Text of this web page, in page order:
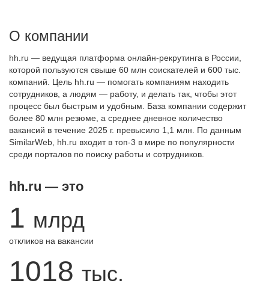
О компании
hh.ru — ведущая платформа онлайн-рекрутинга в России,
которой пользуются свыше 60 млн соискателей и 600 тыс.
компаний. Цель hh.ru — помогать компаниям находить
сотрудников, а людям — работу, и делать так, чтобы этот
процесс был быстрым и удобным. База компании содержит
более 80 млн резюме, а среднее дневное количество
вакансий в течение 2025 г. превысило 1,1 млн. По данным
SimilarWeb, hh.ru входит в топ-3 в мире по популярности
среди порталов по поиску работы и сотрудников.
hh.ru — это
1 млрд
откликов на вакансии
1018 тыс.